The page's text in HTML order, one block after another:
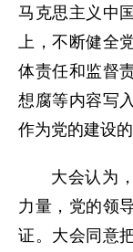
马克思主义中
上，不断健全
体责任和监督
想腐等内容写
作为党的建设
大会认为
力量，党的领
证。大会同意